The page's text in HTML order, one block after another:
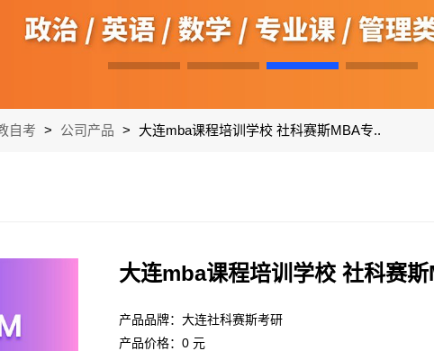
自考 > 公司产品 > 大连mba课程培训学校 社科赛斯MBA专..
大连mba课程培训学校 社科赛
产品品牌：大连社科赛斯考研
产品价格：0 元